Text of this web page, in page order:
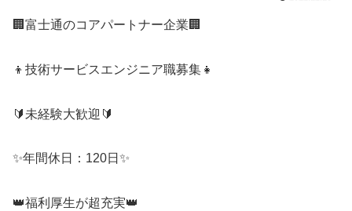
🏢富士通のコアパートナー企業🏢
👦技術サービスエンジニア職募集👧
🔰未経験大歓迎🔰
✨年間休日：120日✨
👑福利厚生が超充実👑